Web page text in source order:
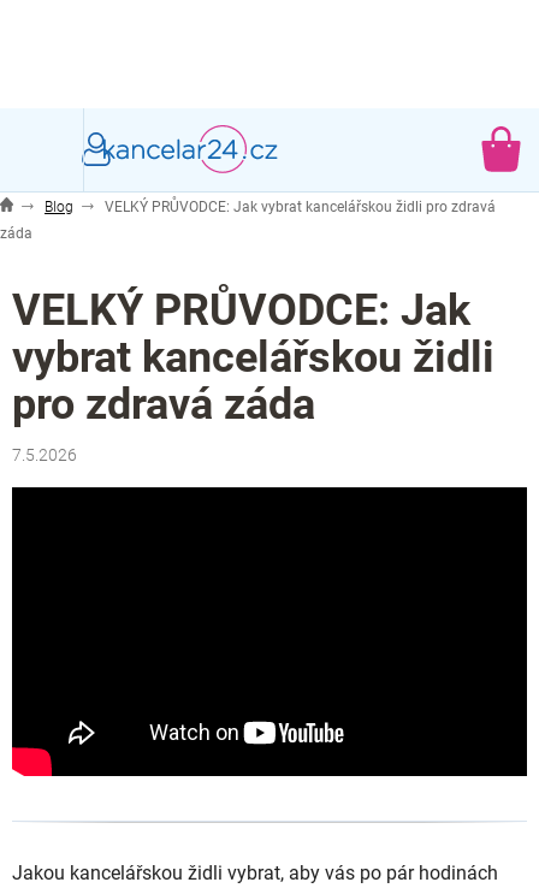
Blog
VELKÝ PRŮVODCE: Jak vybrat kancelářskou židli pro zdravá
záda
VELKÝ PRŮVODCE: Jak
vybrat kancelářskou židli
pro zdravá záda
7.5.2026
Jakou kancelářskou židli vybrat, aby vás po pár hodinách